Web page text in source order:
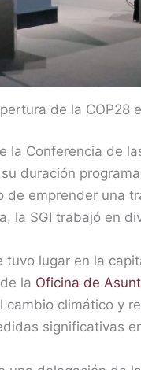
de la COP28
Conferencia de
duración
emprender una
la SGI trabajó en
lugar en la
la Oficina de
climático y
significativas